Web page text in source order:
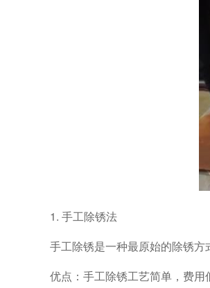
1. 手工除锈法
手工除锈是一种最原始的除锈方
优点：手工除锈工艺简单，费用